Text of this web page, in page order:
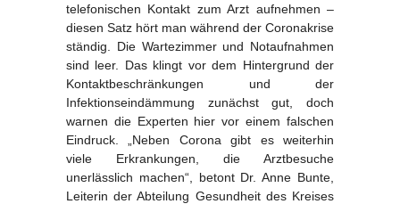
telefonischen Kontakt zum Arzt aufnehmen –
diesen Satz hört man während der Coronakrise
ständig. Die Wartezimmer und Notaufnahmen
sind leer. Das klingt vor dem Hintergrund der
Kontaktbeschränkungen und der
Infektionseindämmung zunächst gut, doch
warnen die Experten hier vor einem falschen
Eindruck. „Neben Corona gibt es weiterhin
viele Erkrankungen, die Arztbesuche
unerlässlich machen“, betont Dr. Anne Bunte,
Leiterin der Abteilung Gesundheit des Kreises